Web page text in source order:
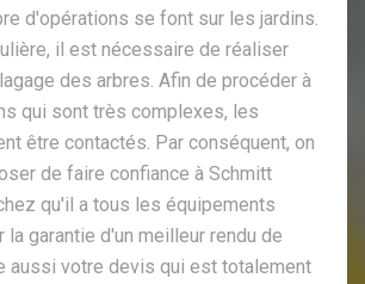
d'opérations se font sur les jardins.
il est nécessaire de réaliser
des arbres. Afin de procéder à
qui sont très complexes, les
être contactés. Par conséquent, on
de faire confiance à Schmitt
qu'il a tous les équipements
la garantie d'un meilleur rendu de
aussi votre devis qui est totalement